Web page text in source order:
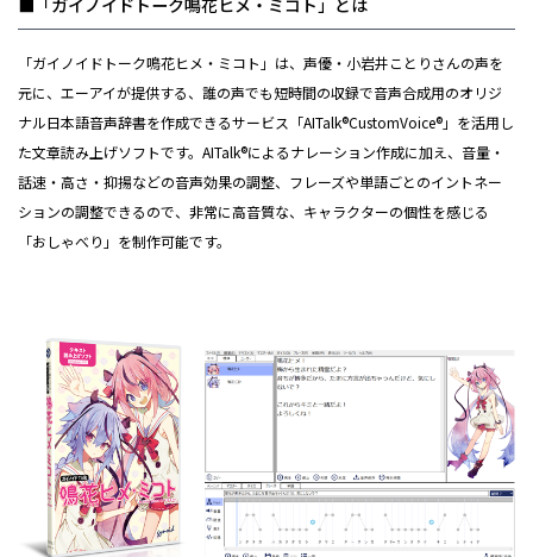
■「ガイノイドトーク鳴花ヒメ・ミコト」とは
「ガイノイドトーク鳴花ヒメ・ミコト」は、声優・小岩井ことりさんの声を
元に、エーアイが提供する、誰の声でも短時間の収録で音声合成用のオリジ
ナル日本語音声辞書を作成できるサービス「AITalk®CustomVoice®」を活用し
た文章読み上げソフトです。AITalk®によるナレーション作成に加え、音量・
話速・高さ・抑揚などの音声効果の調整、フレーズや単語ごとのイントネー
ションの調整できるので、非常に高音質な、キャラクターの個性を感じる
「おしゃべり」を制作可能です。